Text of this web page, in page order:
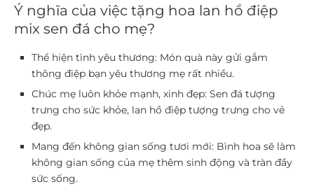
Ý nghĩa của việc tặng hoa lan hồ điệp
mix sen đá cho mẹ?
Thể hiện tình yêu thương: Món quà này gửi gắm
thông điệp bạn yêu thương mẹ rất nhiều.
Chúc mẹ luôn khỏe mạnh, xinh đẹp: Sen đá tượng
trưng cho sức khỏe, lan hồ điệp tượng trưng cho vẻ
đẹp.
Mang đến không gian sống tươi mới: Bình hoa sẽ làm
không gian sống của mẹ thêm sinh động và tràn đầy
sức sống.